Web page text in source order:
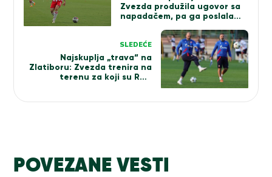
Zvezda produžila ugovor sa
napadačem, pa ga poslala…
SLEDEĆE
Najskuplja „trava“ na
Zlatiboru: Zvezda trenira na
terenu za koji su Rusi
POVEZANE VESTI